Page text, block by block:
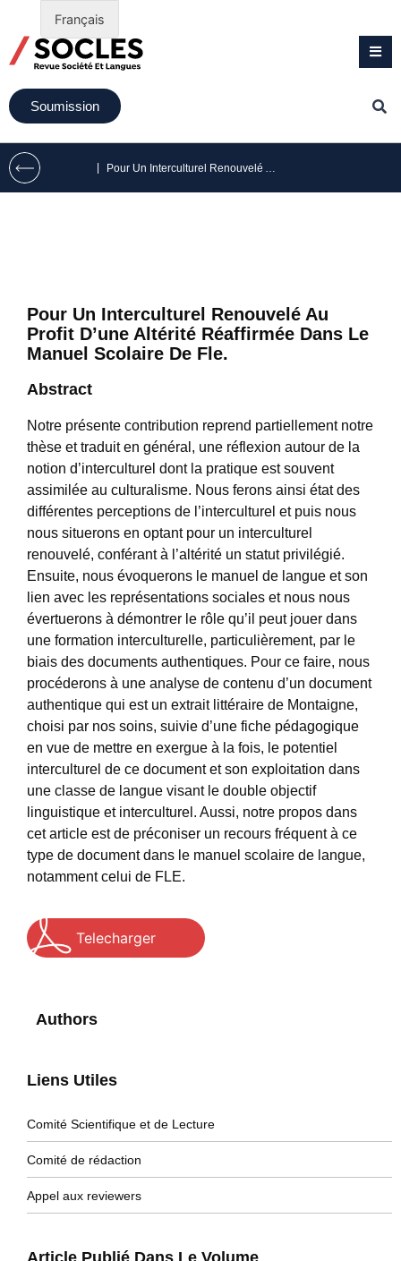
Soumission
Liens Utiles
Comité Scientifique et de Lecture
Comité de rédaction
Appel aux reviewers
Pour Un Interculturel Renouvelé Au
Profit D’une Altérité Réaffirmée Dans Le
Manuel Scolaire De Fle.
Abstract
Notre présente contribution reprend partiellement notre
thèse et traduit en général, une réflexion autour de la
notion d’interculturel dont la pratique est souvent
assimilée au culturalisme. Nous ferons ainsi état des
différentes perceptions de l’interculturel et puis nous
nous situerons en optant pour un interculturel
renouvelé, conférant à l’altérité un statut privilégié.
Ensuite, nous évoquerons le manuel de langue et son
lien avec les représentations sociales et nous nous
évertuerons à démontrer le rôle qu’il peut jouer dans
une formation interculturelle, particulièrement, par le
biais des documents authentiques. Pour ce faire, nous
procéderons à une analyse de contenu d’un document
authentique qui est un extrait littéraire de Montaigne,
choisi par nos soins, suivie d’une fiche pédagogique
en vue de mettre en exergue à la fois, le potentiel
interculturel de ce document et son exploitation dans
une classe de langue visant le double objectif
linguistique et interculturel. Aussi, notre propos dans
cet article est de préconiser un recours fréquent à ce
type de document dans le manuel scolaire de langue,
notamment celui de FLE.
Telecharger
Authors
Français